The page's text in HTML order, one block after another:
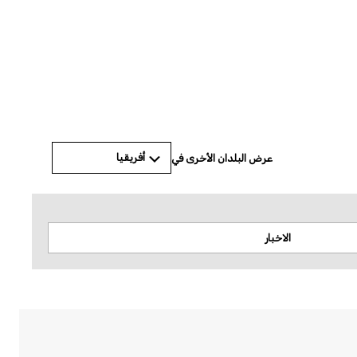
عرض البلدان الأخرى في أفريقيا
الاخبار